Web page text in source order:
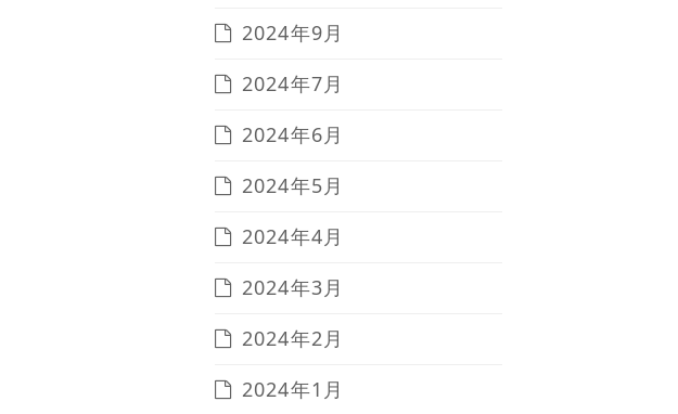
2024年9月
2024年7月
2024年6月
2024年5月
2024年4月
2024年3月
2024年2月
2024年1月